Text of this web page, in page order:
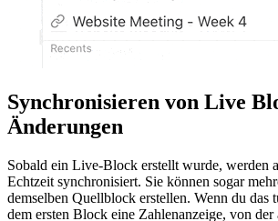
Synchronisieren von Live
Änderungen
Sobald ein Live-Block erstellt wurde, werden
Echtzeit synchronisiert. Sie können sogar
demselben Quellblock erstellen. Wenn du das
dem ersten Block eine Zahlenanzeige, von der